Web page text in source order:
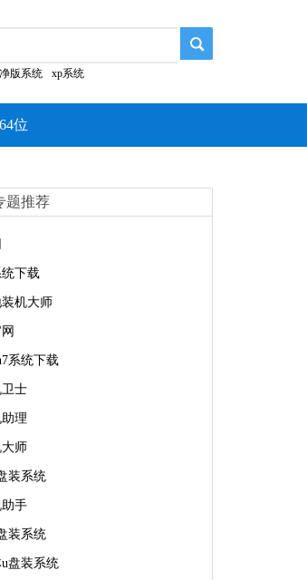
版系统 xp系统
位
题推荐
下载
机大师
系统下载
士
理
师
装系统
手
装系统
盘装系统